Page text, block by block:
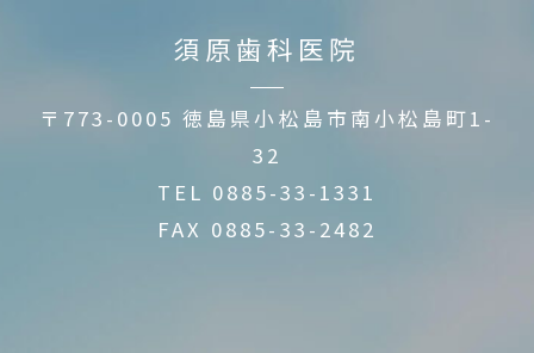
須原歯科医院
〒773-0005 徳島県小松島市南小松島町1-
32
TEL 0885-33-1331
FAX 0885-33-2482